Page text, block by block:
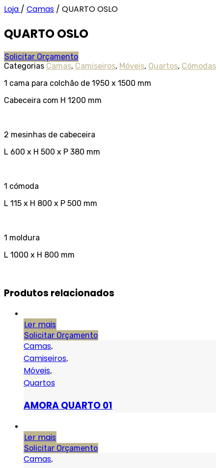
Loja / Camas / QUARTO OSLO
QUARTO OSLO
Solicitar Orçamento
Categorias Camas, Camiseiros, Móveis, Quartos, Cómodas
1 cama para colchão de 1950 x 1500 mm
Cabeceira com H 1200 mm
2 mesinhas de cabeceira
L 600 x H 500 x P 380 mm
1 cómoda
L 115 x H 800 x P 500 mm
1 moldura
L 1000 x H 800 mm
Produtos relacionados
Ler mais
Solicitar Orçamento
Camas,
Camiseiros,
Móveis,
Quartos
AMORA QUARTO 01
Ler mais
Solicitar Orçamento
Camas,